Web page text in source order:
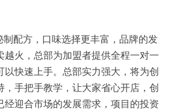
配方，口味选择更丰富，品牌的发
越火，总部为加盟者提供全程一对一
以快速上手。总部实力强大，将为创
，手把手教学，让大家省心开店，创
经迎合市场的发展需求，项目的投资